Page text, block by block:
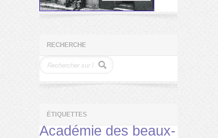
RECHERCHE
ÉTIQUETTES
Académie des beaux-